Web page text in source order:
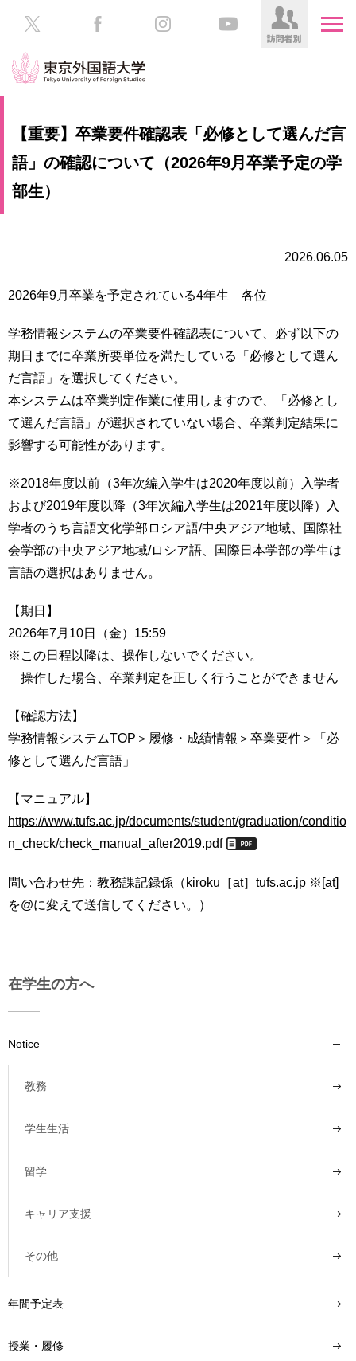
大
案
学
／
教
育
研
究
連
携
入
情
寄
附
す
お
問
い
わ
せ
ア
ク
サ
ト
ッ
験
生
の
方
方
保
護
者
の
方
業
の
方
般・
地
の
教
職
専
【重要】卒業要件確認表「必修として選んだ言
語」の確認について（2026年9月卒業予定の学
部生）
2026.06.05
2026年9月卒業を予定されている4年生 各位
学務情報システムの卒業要件確認表について、必ず以下の
期日までに卒業所要単位を満たしている「必修として選ん
だ言語」を選択してください。
本システムは卒業判定作業に使用しますので、「必修とし
て選んだ言語」が選択されていない場合、卒業判定結果に
影響する可能性があります。
※2018年度以前（3年次編入学生は2020年度以前）入学者
および2019年度以降（3年次編入学生は2021年度以降）入
学者のうち言語文化学部ロシア語/中央アジア地域、国際社
会学部の中央アジア地域/ロシア語、国際日本学部の学生は
言語の選択はありません。
【期日】
2026年7月10日（金）15:59
※この日程以降は、操作しないでください。
操作した場合、卒業判定を正しく行うことができません
【確認方法】
学務情報システムTOP＞履修・成績情報＞卒業要件＞「必
修として選んだ言語」
【マニュアル】
https://www.tufs.ac.jp/documents/student/graduation/conditio
n_check/check_manual_after2019.pdf
問い合わせ先：教務課記録係（kiroku［at］tufs.ac.jp ※[at]
を@に変えて送信してください。）
在学生の方へ
Notice
教務
学生生活
留学
キャリア支援
その他
年間予定表
授業・履修